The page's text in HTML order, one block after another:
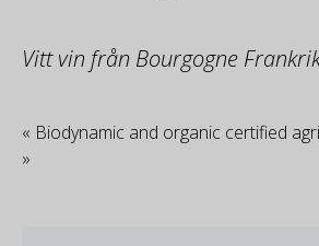
Vitt vin från Bourgogne
« Biodynamic and organic certified
»